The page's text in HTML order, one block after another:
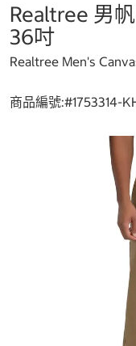
Realtree 男
36吋
Realtree Men's
商品編號:#1753314-